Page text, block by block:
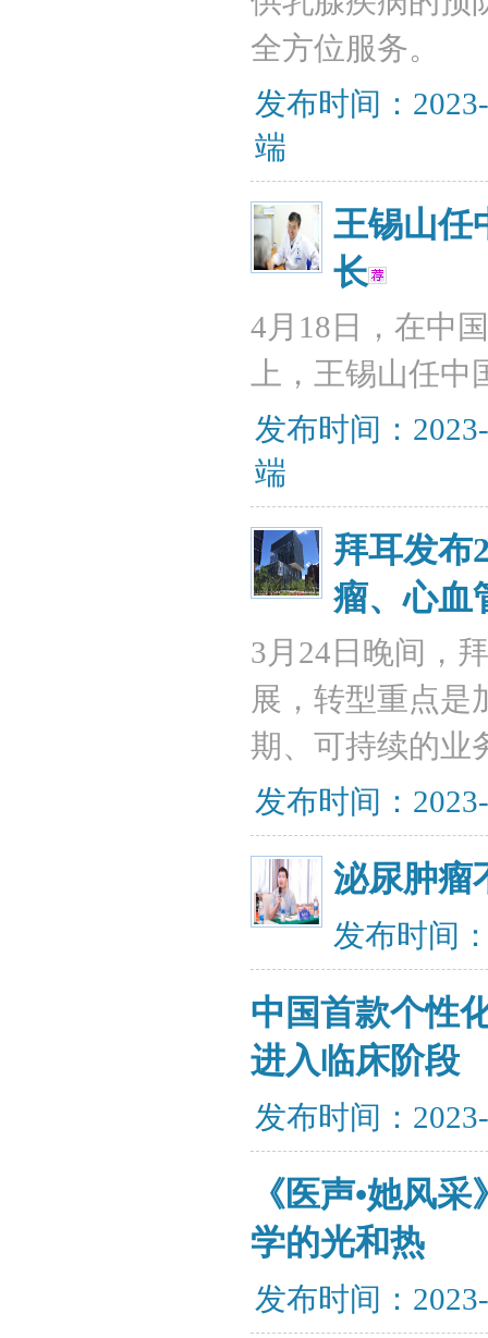
全方位服务。
发布时间：
端
王锡山任
长
4月18日，在中
上，王锡山任
发布时间：
端
拜耳发布
瘤、心血
3月24日晚间，
展，转型重点是
期、可持续的业
发布时间：
泌尿肿瘤
发布时间
中国首款个性
进入临床阶段
发布时间：
《医声•她风
学的光和热
发布时间：